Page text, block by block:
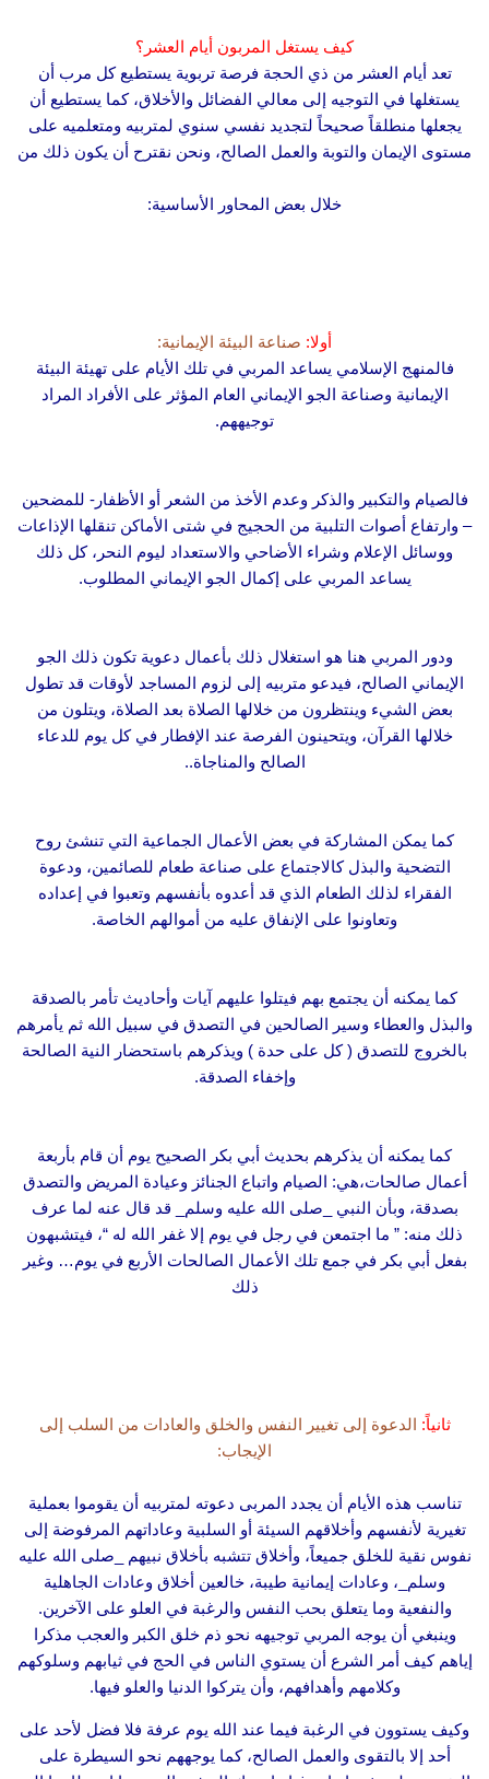
كيف يستغل المربون أيام العشر؟
تعد أيام العشر من ذي الحجة فرصة تربوية يستطيع كل مرب أن
يستغلها في التوجيه إلى معالي الفضائل والأخلاق، كما يستطيع أن
يجعلها منطلقاً صحيحاً لتجديد نفسي سنوي لمتربيه ومتعلميه على
مستوى الإيمان والتوبة والعمل الصالح، ونحن نقترح أن يكون ذلك من
خلال بعض المحاور الأساسية:
أولا: صناعة البيئة الإيمانية:
فالمنهج الإسلامي يساعد المربي في تلك الأيام على تهيئة البيئة
الإيمانية وصناعة الجو الإيماني العام المؤثر على الأفراد المراد
توجيههم.
فالصيام والتكبير والذكر وعدم الأخذ من الشعر أو الأظفار- للمضحين
– وارتفاع أصوات التلبية من الحجيج في شتى الأماكن تنقلها الإذاعات
ووسائل الإعلام وشراء الأضاحي والاستعداد ليوم النحر، كل ذلك
يساعد المربي على إكمال الجو الإيماني المطلوب.
ودور المربي هنا هو استغلال ذلك بأعمال دعوية تكون ذلك الجو
الإيماني الصالح، فيدعو متربيه إلى لزوم المساجد لأوقات قد تطول
بعض الشيء وينتظرون من خلالها الصلاة بعد الصلاة، ويتلون من
خلالها القرآن، ويتحينون الفرصة عند الإفطار في كل يوم للدعاء
الصالح والمناجاة..
كما يمكن المشاركة في بعض الأعمال الجماعية التي تنشئ روح
التضحية والبذل كالاجتماع على صناعة طعام للصائمين، ودعوة
الفقراء لذلك الطعام الذي قد أعدوه بأنفسهم وتعبوا في إعداده
وتعاونوا على الإنفاق عليه من أموالهم الخاصة.
كما يمكنه أن يجتمع بهم فيتلوا عليهم آيات وأحاديث تأمر بالصدقة
والبذل والعطاء وسير الصالحين في التصدق في سبيل الله ثم يأمرهم
بالخروج للتصدق ( كل على حدة ) ويذكرهم باستحضار النية الصالحة
وإخفاء الصدقة.
كما يمكنه أن يذكرهم بحديث أبي بكر الصحيح يوم أن قام بأربعة
أعمال صالحات،هي: الصيام واتباع الجنائز وعيادة المريض والتصدق
بصدقة، وبأن النبي _صلى الله عليه وسلم_ قد قال عنه لما عرف
ذلك منه: ” ما اجتمعن في رجل في يوم إلا غفر الله له “، فيتشبهون
بفعل أبي بكر في جمع تلك الأعمال الصالحات الأربع في يوم… وغير
ذلك
ثانياً: الدعوة إلى تغيير النفس والخلق والعادات من السلب إلى
الإيجاب:
تناسب هذه الأيام أن يجدد المربى دعوته لمتربيه أن يقوموا بعملية
تغيرية لأنفسهم وأخلاقهم السيئة أو السلبية وعاداتهم المرفوضة إلى
نفوس نقية للخلق جميعاً، وأخلاق تتشبه بأخلاق نبيهم _صلى الله عليه
وسلم_، وعادات إيمانية طيبة، خالعين أخلاق وعادات الجاهلية
والنفعية وما يتعلق بحب النفس والرغبة في العلو على الآخرين.
وينبغي أن يوجه المربي توجيهه نحو ذم خلق الكبر والعجب مذكرا
إياهم كيف أمر الشرع أن يستوي الناس في الحج في ثيابهم وسلوكهم
وكلامهم وأهدافهم، وأن يتركوا الدنيا والعلو فيها.
وكيف يستوون في الرغبة فيما عند الله يوم عرفة فلا فضل لأحد على
أحد إلا بالتقوى والعمل الصالح، كما يوجههم نحو السيطرة على